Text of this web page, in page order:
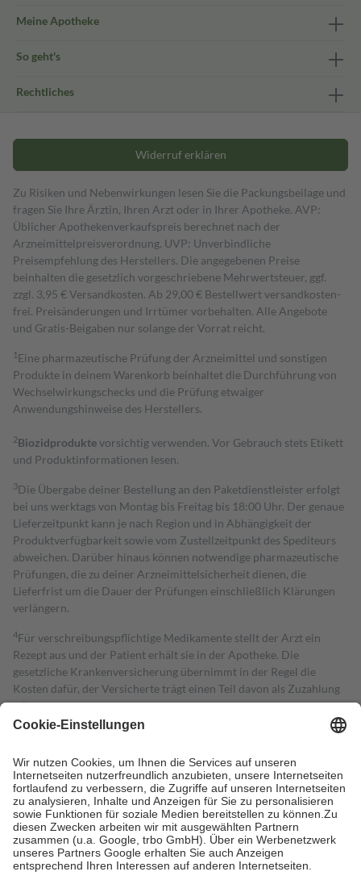
Meine Apotheke
So geht's
Rechtliches
Widerruf erklären
Zu Risiken und Nebenwirkungen lesen Sie die Packungsbeilage und
fragen Sie Ihre Ärztin, Ihren Arzt oder in Ihrer Apotheke. AVP:
Üblicher Apothekenverkaufspreis berechnet nach der
Arzneimittelpreisverordnung. UVP: Unverbindliche
Preisempfehlung des Herstellers. Die angegebenen Preise
beinhalten die gesetzlich vorgeschriebene Mehrwertsteuer, ggf.
zzgl. 3,95 € Versandkosten. Ab 29,00 € Bestell­wert versand­kosten­
frei. Preisänderungen und Irrtümer vorbehalten. Alle Angebote
und Gratis-Beigaben nur solange der Vorrat reicht.
1 Eine pharmazeutische Prüfung der Arzneimittel und sonstigen
Produkte in deinem Warenkorb beinhaltet die Durchführung von
Wechselwirkungschecks und die Prüfung etwaiger
Anwendungshinweise des Herstellers.
2Biozidproduktevorsichtig verwenden. Vor Gebrauch stets Etikett
und Produktinformationen lesen.
3Die Übergabe deiner Bestellung an den Paketdienstleister erfolgt
bei uns werktags von Montag bis Freitag bis 18:00 Uhr. Der genaue
Lieferzeitpunkt kann je nach Region und in Abhängigkeit der
Produktverfügbarkeit sowie vom Zustellzeitpunkt des Spediteurs
abweichen. Darüber hinaus können notwendige pharmazeutische
Prüfungen, die zu deiner Arzneimittelsicherheit dienen, die
Lieferfrist um die Dauer der Prüfungen einschließlich Klärungen
verlängern.
4Für verschreibungspflichtige Medikamente stellt der Arzt ein
Rezept aus und der Patient erhält sie in der Apotheke. Die
gesetzliche Krankenversicherung übernimmt in der Regel die
Kosten dafür, der Versicherte trägt einen Teil davon als Zuzahlung
mit.
Grundsätzlich leisten Mitglieder Zuzahlungen in Höhe von zehn
höchstens zehn Euro.
Es sind jedoch nie mehr als die tatsächlichen
Kosten der Leistung zu entrichten.
Diese Regeln gelten grundsätzlich auch für Online-Apotheken.
Bei Heilmitteln und häuslicher Krankenpflege beträgt die
Zuzahlung zehn Prozent der Kosten sowie zehn Euro je
Verordnung.
Um das Engagement der Versicherten für ihre eigene Gesundheit zu
stärken und die besondere Stellung der Familie zu unterstützen,